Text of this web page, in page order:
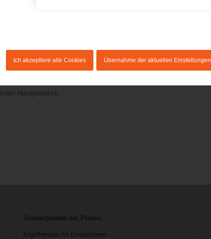
Ich akzeptiere alle Cookies Übernahme der aktuellen Einstellungen
der Kinder – Familie, Kindergarten und Schule.
Handgebrauch
Schwerpunkte der Praxis:
Ergotherapie für Erwachsene